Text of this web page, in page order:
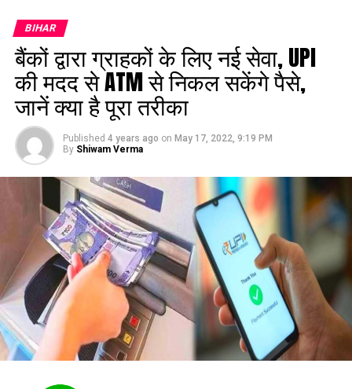
BIHAR
बैंकों द्वारा ग्राहकों के लिए नई सेवा, UPI
की मदद से ATM से निकल सकेंगे पैसे,
जानें क्या है पूरा तरीका
Published 4 years ago on May 17, 2022, 9:19 PM
By Shiwam Verma